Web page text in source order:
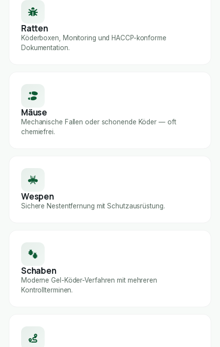
Ratten
Köderboxen, Monitoring und HACCP-konforme
Dokumentation.
Mäuse
Mechanische Fallen oder schonende Köder — oft
chemiefrei.
Wespen
Sichere Nestentfernung mit Schutzausrüstung.
Schaben
Moderne Gel-Köder-Verfahren mit mehreren
Kontrollterminen.